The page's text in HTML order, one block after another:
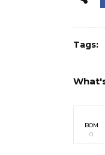
Tags:
BOM
0